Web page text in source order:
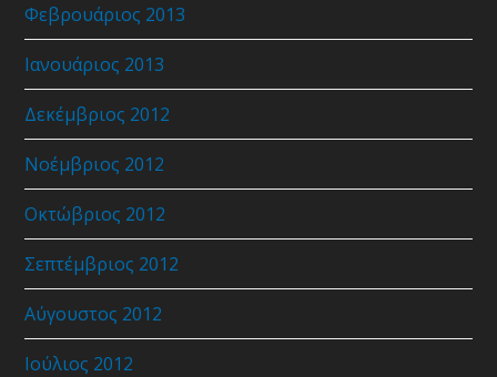
Φεβρουάριος 2013
Ιανουάριος 2013
Δεκέμβριος 2012
Νοέμβριος 2012
Οκτώβριος 2012
Σεπτέμβριος 2012
Αύγουστος 2012
Ιούλιος 2012